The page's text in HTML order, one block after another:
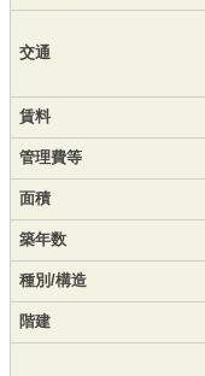
交通
賃料
管理費等
面積
築年数
種別/構造
階建